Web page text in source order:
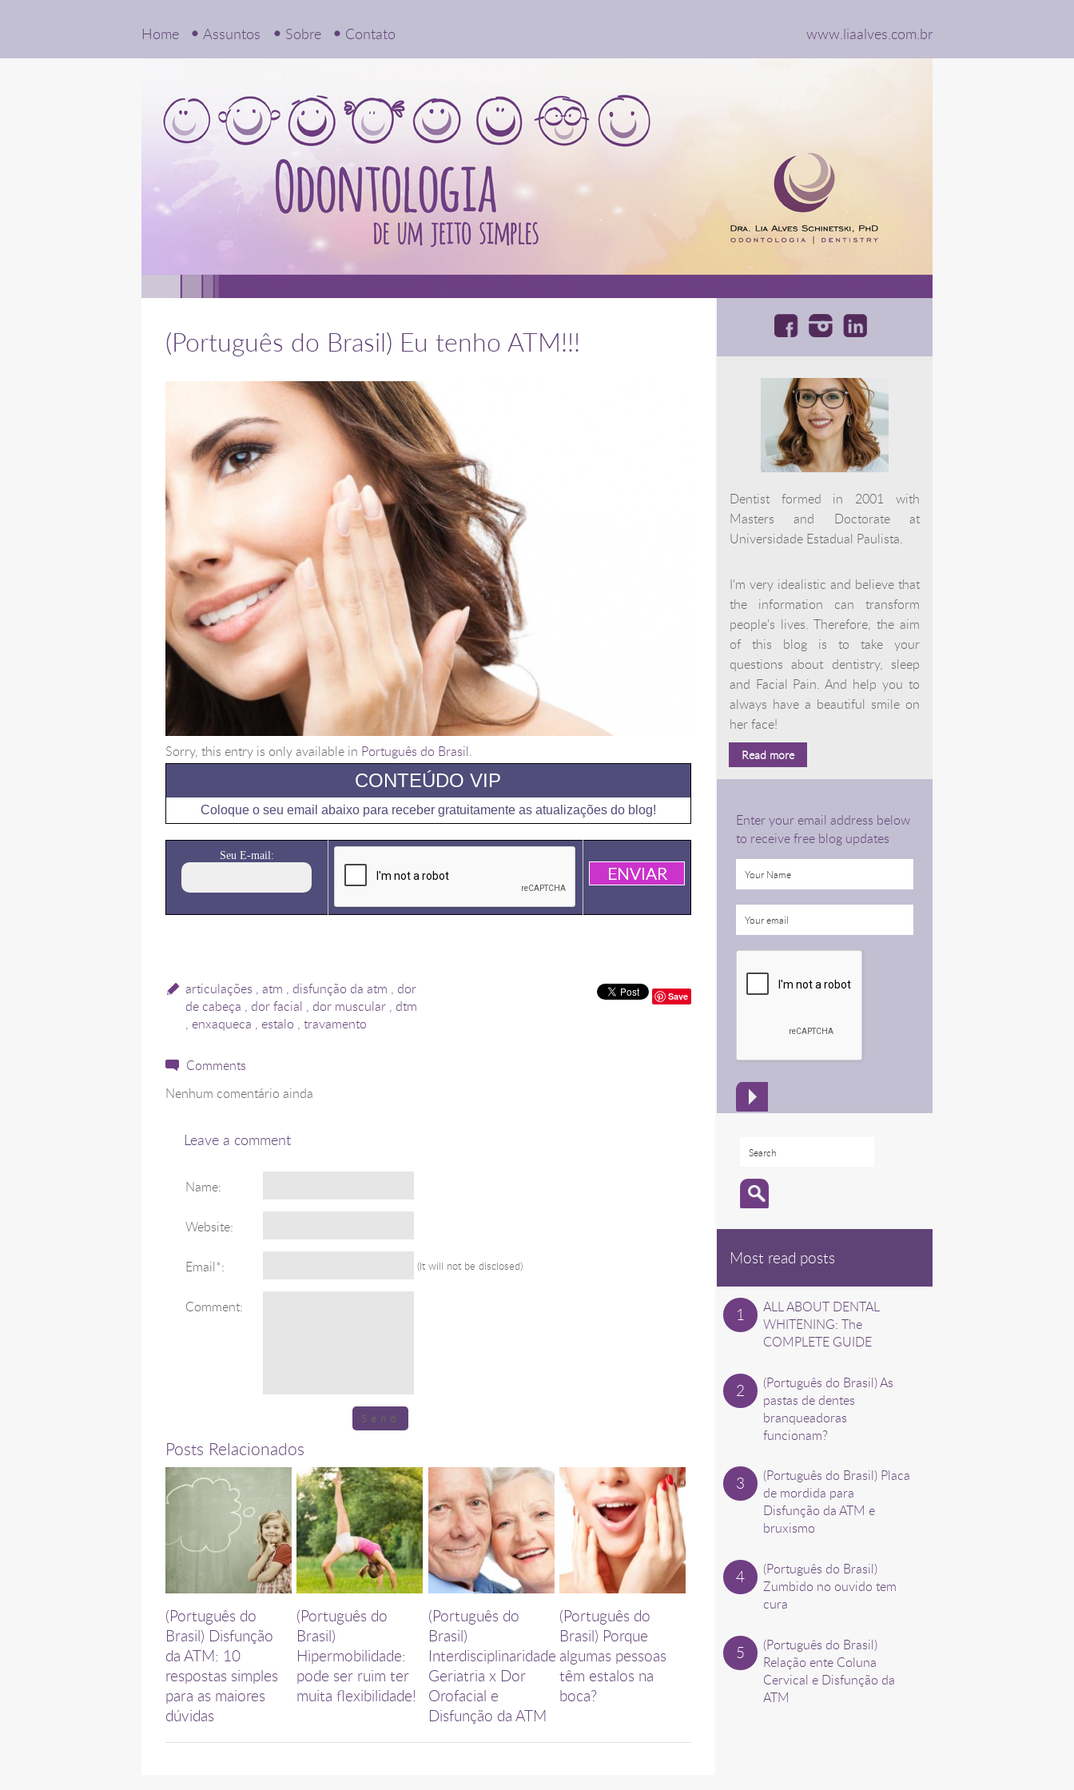
Home Assuntos Sobre Contato www.liaalves.com.br
(Português do Brasil) Eu tenho ATM!!!
Sorry, this entry is only available in Português do Brasil.
CONTEÚDO VIP
Coloque o seu email abaixo para receber gratuitamente as atualizações do blog!
Seu E-mail:
articulações , atm , disfunção da atm , dor
de cabeça , dor facial , dor muscular, dtm
, enxaqueca , estalo , travamento
Save
Comments
Nenhum comentário ainda
Leave a comment
Name:
Website:
Email*: (It will not be disclosed)
Comment:
Posts Relacionados
(Português do
Brasil) Disfunção
da ATM: 10
respostas simples
para as maiores
dúvidas
(Português do
Brasil)
Hipermobilidade:
pode ser ruim ter
muita flexibilidade!
(Português do
Brasil)
Interdisciplinaridade
Geriatria x Dor
Orofacial e
Disfunção da ATM
(Português do
Brasil) Porque
algumas pessoas
têm estalos na
boca?
Dentist formed in 2001 with
Masters and Doctorate at
Universidade Estadual Paulista.
I'm very idealistic and believe that
the information can transform
people's lives. Therefore, the aim
of this blog is to take your
questions about dentistry, sleep
and Facial Pain. And help you to
always have a beautiful smile on
her face!
Read more
Enter your email address below
to receive free blog updates
Most read posts
ALL ABOUT DENTAL
WHITENING: The
COMPLETE GUIDE
(Português do Brasil) As
pastas de dentes
branqueadoras
funcionam?
(Português do Brasil) Placa
de mordida para
Disfunção da ATM e
bruxismo
(Português do Brasil)
Zumbido no ouvido tem
cura
(Português do Brasil)
Relação ente Coluna
Cervical e Disfunção da
ATM